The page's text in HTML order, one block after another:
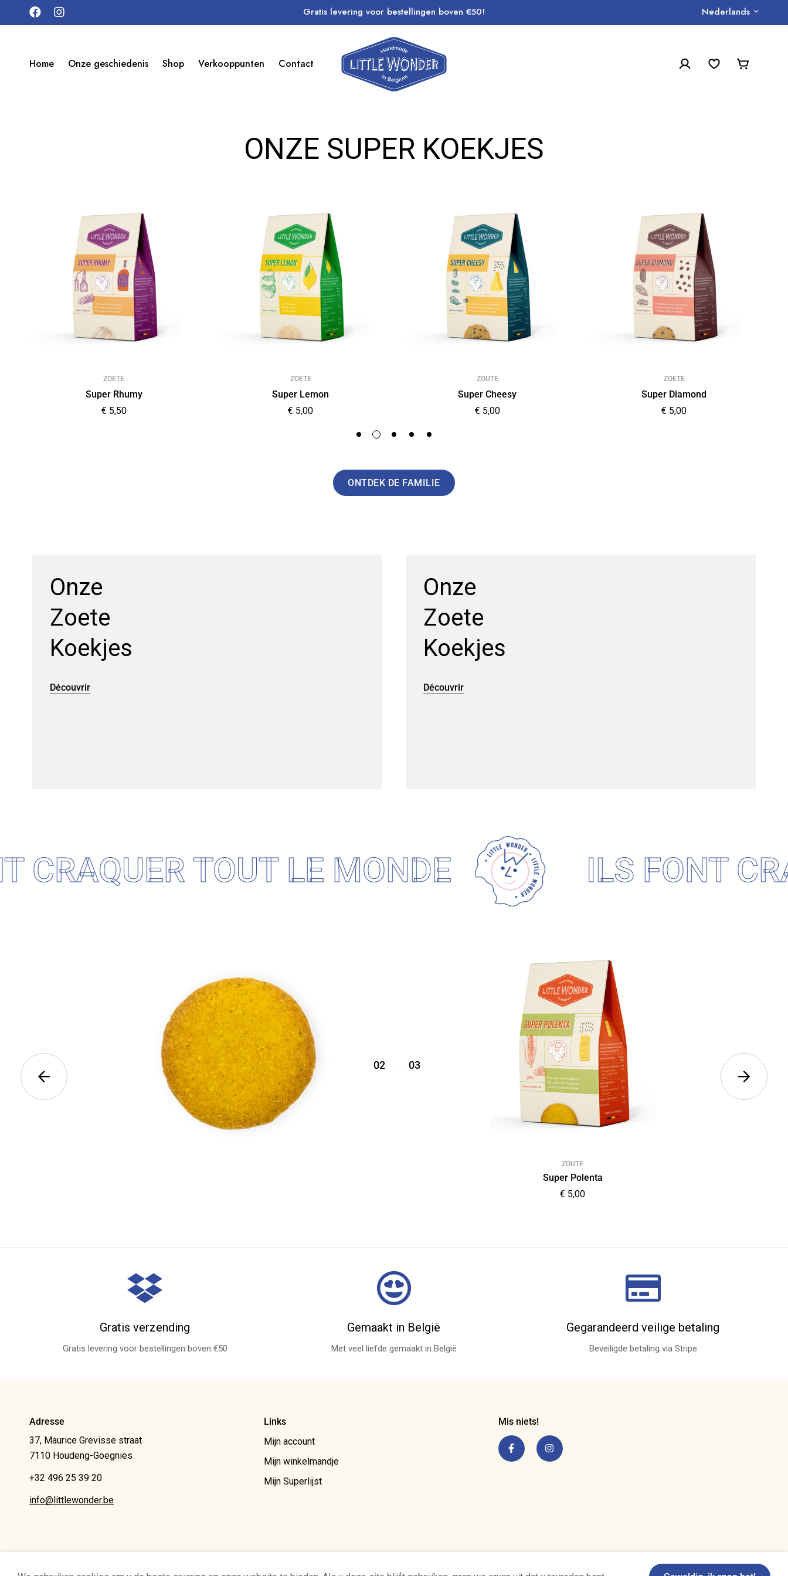
Gratis levering voor bestellingen boven €50! Nederlands
Home Onze geschiedenis Shop Verkooppunten Contact
ONZE SUPER KOEKJES
ZOETE
Super Rhumy
€ 5,50
ZOETE
Super Lemon
€ 5,00
ZOUTE
Super Cheesy
€ 5,00
ZOETE
Super Diamond
€ 5,00
ONTDEK DE FAMILIE
Onze
Zoete
Koekjes
Découvrir
Onze
Zoete
Koekjes
Découvrir
TOUT LE MONDE ILS FONT
ZOUTE
Super Polenta
€ 5,00
02 03
Gratis verzending
Gratis levering voor bestellingen boven €50
Gemaakt in België
Met veel liefde gemaakt in België
Gegarandeerd veilige betaling
Beveiligde betaling via Stripe
Adresse
37, Maurice Grevisse straat
7110 Houdeng-Goegnies
+32 496 25 39 20
info@littlewonder.be
Links
Mijn account
Mijn winkelmandje
Mijn Superlijst
Mis niets!
© Little Wonder 2026 Privacybeleid Algemene voorwaarden